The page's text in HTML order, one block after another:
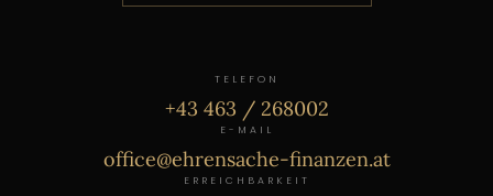
TELEFON
+43 463 / 268002
E-MAIL
office@ehrensache-finanzen.at
ERREICHBARKEIT